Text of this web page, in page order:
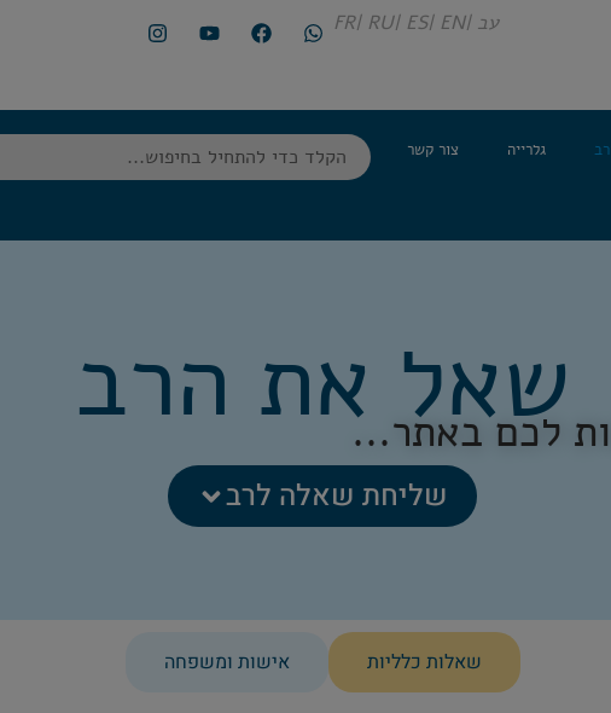
עב |EN |
ES |
RU |
FR
גלרייה צור קשר
שאל את הרב
לכם באתר...
שליחת שאלה לרב
שאלות כלליות אישות ומשפחה